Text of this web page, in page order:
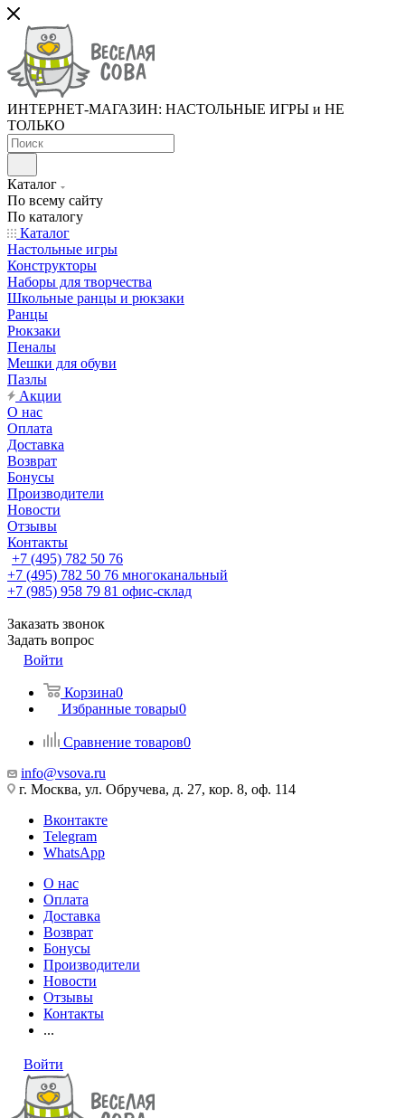
ИНТЕРНЕТ-МАГАЗИН: НАСТОЛЬНЫЕ ИГРЫ и НЕ
ТОЛЬКО
Каталог
По всему сайту
По каталогу
Каталог
Настольные игры
Конструкторы
Наборы для творчества
Школьные ранцы и рюкзаки
Ранцы
Рюкзаки
Пеналы
Мешки для обуви
Пазлы
Акции
О нас
Оплата
Доставка
Возврат
Бонусы
Производители
Новости
Отзывы
Контакты
+7 (495) 782 50 76
+7 (495) 782 50 76 многоканальный
+7 (985) 958 79 81 офис-склад
Заказать звонок
Задать вопрос
Войти
Корзина0
Избранные товары0
Сравнение товаров0
info@vsova.ru
г. Москва, ул. Обручева, д. 27, кор. 8, оф. 114
Вконтакте
Telegram
WhatsApp
О нас
Оплата
Доставка
Возврат
Бонусы
Производители
Новости
Отзывы
Контакты
...
Войти